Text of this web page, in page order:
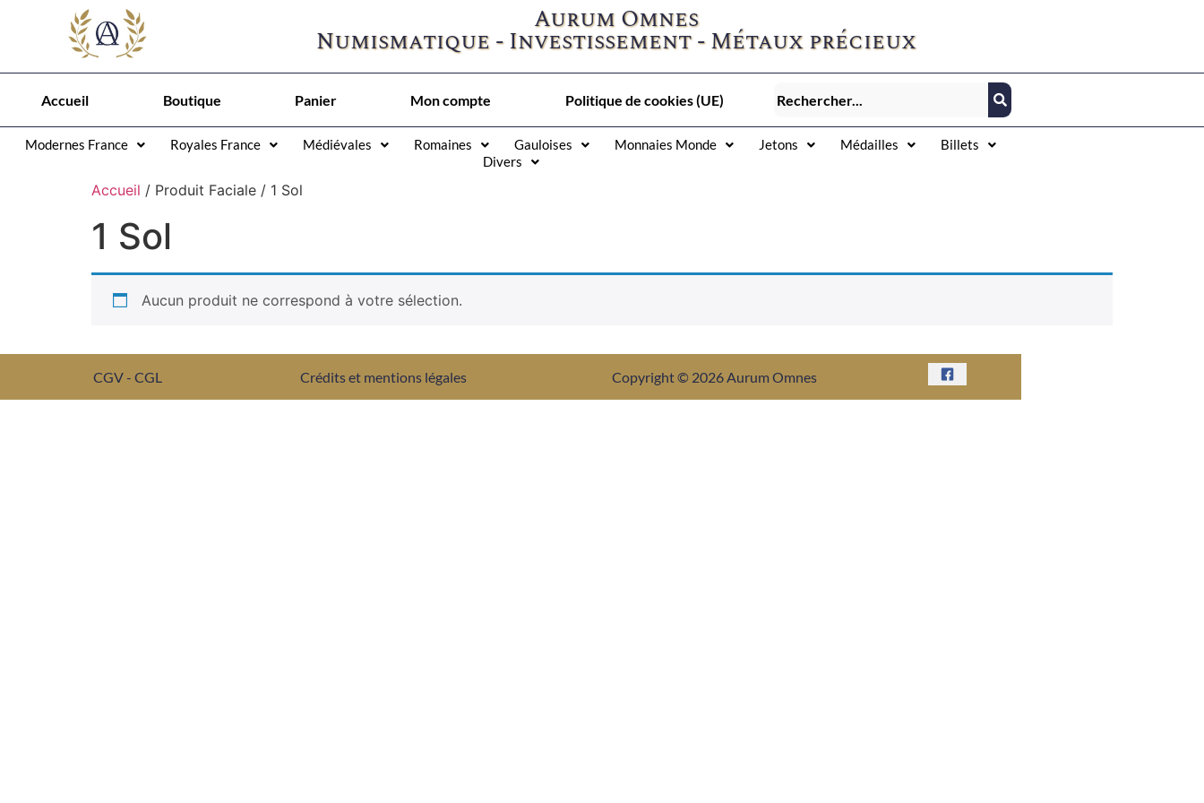
Aurum Omnes
Numismatique - Investissement - Métaux précieux
Accueil Boutique Panier Mon compte Politique de cookies (UE)
Modernes France Royales France Médiévales Romaines Gauloises Monnaies Monde Jetons Médailles
Billets
Divers
Accueil / Produit Faciale / 1 Sol
1 Sol
Aucun produit ne correspond à votre sélection.
CGV - CGL Crédits et mentions légales Copyright © 2026 Aurum Omnes